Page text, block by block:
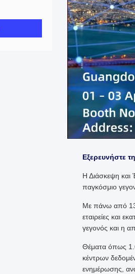
Εξερευνήστε
Η Διάσκεψη και
παγκόσμιο
Με πάνω από
εταιρείες και
γεγονός και η
Θέματα όπως
κέντρων
ενημέρωσης,